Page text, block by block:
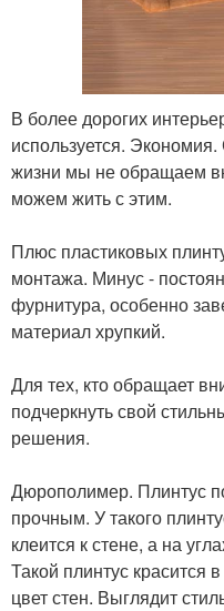
В более дорогих
используется.
жизни мы не обращаем
можем жить с этим.
Плюс пластиковых
монтажа. Минус -
фурнитура, особенно
материал хрупкий.
Для тех, кто обращает
подчеркнуть свой
решения.
Дюрополимер. Плинтус
прочным. У такого
клеится к стене, а на
Такой плинтус красится
цвет стен. Выглядит